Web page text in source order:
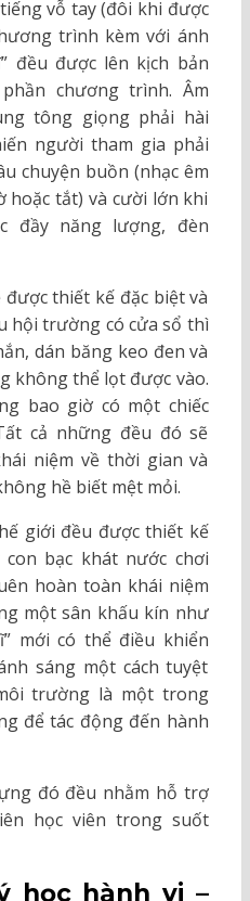
vỗ tay (đôi khi được
trình kèm với ánh
đều được lên kịch bản
chương trình. Âm
tông giọng phải hài
người tham gia phải
chuyện buồn (nhạc êm
hoặc tắt) và cười lớn khi
đầy năng lượng, đèn
thiết kế đặc biệt và
hội trường có cửa sổ thì
dán băng keo đen và
không thể lọt được vào.
bao giờ có một chiếc
cả những đều đó sẽ
niệm về thời gian và
hề biết mệt mỏi.
giới đều được thiết kế
bạc khát nước chơi
hoàn toàn khái niệm
một sân khấu kín như
mới có thể điều khiển
sáng một cách tuyệt
trường là một trong
để tác động đến hành
đó đều nhằm hỗ trợ
học viên trong suốt
học hành vi –